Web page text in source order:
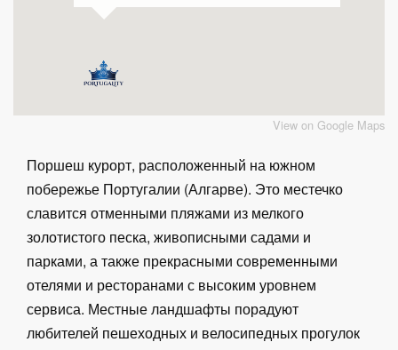
View on Google Maps
Поршеш курорт, расположенный на южном
побережье Португалии (Алгарве). Это местечко
славится отменными пляжами из мелкого
золотистого песка, живописными садами и
парками, а также прекрасными современными
отелями и ресторанами с высоким уровнем
сервиса. Местные ландшафты порадуют
любителей пешеходных и велосипедных прогулок